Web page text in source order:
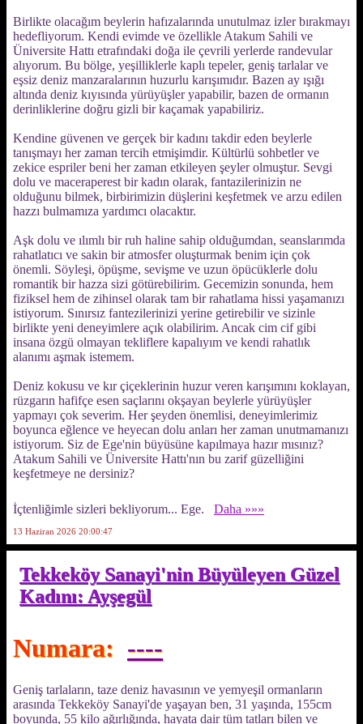
Birlikte olacağım beylerin hafızalarında unutulmaz izler bırakmayı
hedefliyorum. Kendi evimde ve özellikle Atakum Sahili ve
Üniversite Hattı etrafındaki doğa ile çevrili yerlerde randevular
alıyorum. Bu bölge, yeşilliklerle kaplı tepeler, geniş tarlalar ve
eşsiz deniz manzaralarının huzurlu karışımıdır. Bazen ay ışığı
altında deniz kıyısında yürüyüşler yapabilir, bazen de ormanın
derinliklerine doğru gizli bir kaçamak yapabiliriz.
Kendine güvenen ve gerçek bir kadını takdir eden beylerle
tanışmayı her zaman tercih etmişimdir. Kültürlü sohbetler ve
zekice espriler beni her zaman etkileyen şeyler olmuştur. Sevgi
dolu ve maceraperest bir kadın olarak, fantazilerinizin ne
olduğunu bilmek, birbirimizin düşlerini keşfetmek ve arzu edilen
hazzı bulmamıza yardımcı olacaktır.
Aşk dolu ve ılımlı bir ruh haline sahip olduğumdan, seanslarımda
rahatlatıcı ve sakin bir atmosfer oluşturmak benim için çok
önemli. Söyleşi, öpüşme, sevişme ve uzun öpücüklerle dolu
romantik bir hazza sizi götürebilirim. Gecemizin sonunda, hem
fiziksel hem de zihinsel olarak tam bir rahatlama hissi yaşamanızı
istiyorum. Sınırsız fantezilerinizi yerine getirebilir ve sizinle
birlikte yeni deneyimlere açık olabilirim. Ancak cim cif gibi
insana özgü olmayan tekliflere kapalıyım ve kendi rahatlık
alanımı aşmak istemem.
Deniz kokusu ve kır çiçeklerinin huzur veren karışımını koklayan,
rüzgarın hafifçe esen saçlarını okşayan beylerle yürüyüşler
yapmayı çok severim. Her şeyden önemlisi, deneyimlerimiz
boyunca eğlence ve heyecan dolu anları her zaman unutmamanızı
istiyorum. Siz de Ege'nin büyüsüne kapılmaya hazır mısınız?
Atakum Sahili ve Üniversite Hattı'nın bu zarif güzelliğini
keşfetmeye ne dersiniz?
İçtenliğimle sizleri bekliyorum... Ege. Daha »»»
13 Haziran 2026 20:00:47
Tekkeköy Sanayi'nin Büyüleyen Güzel
Kadını: Ayşegül
Numara: ----
Geniş tarlaların, taze deniz havasının ve yemyeşil ormanların
arasında Tekkeköy Sanayi'de yaşayan ben, 31 yaşında, 155cm
boyunda, 55 kilo ağırlığında, hayata dair tüm tatları bilen ve